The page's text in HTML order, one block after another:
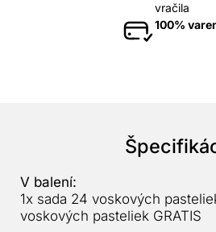
vračila
100%
V balení:
1x sada 24 voskových
voskových pasteliek GRATIS